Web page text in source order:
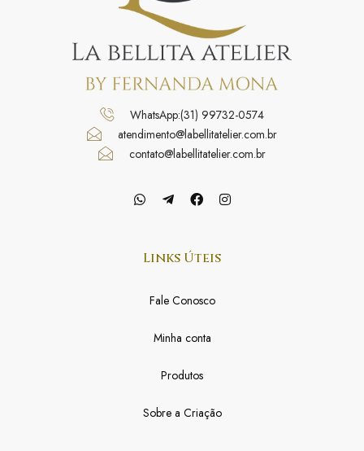
WhatsApp:(31) 99732-0574
atendimento@labellitatelier.com.br
contato@labellitatelier.com.br
Links Úteis
Fale Conosco
Minha conta
Produtos
Sobre a Criação